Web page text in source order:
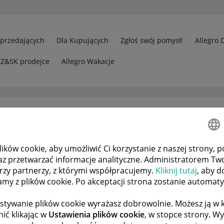
cookie, aby umożliwić Ci korzystanie z naszej strony,
przetwarzać informacje analityczne. Administratorem
partnerzy, z którymi współpracujemy. Kliknij tutaj, aby
z plików cookie. Po akceptacji strona zostanie
plików cookie wyrażasz dobrowolnie. Możesz ją w
klikając wUstawienia plików cookie, w stopce strony.
Dla Kupujących Zgłoś swój pomysł! Allegro
prodejce Allegro Wakacje
Jakość, pytanie, zakończona aukcja
POPRZEDNIA NASTĘPNA